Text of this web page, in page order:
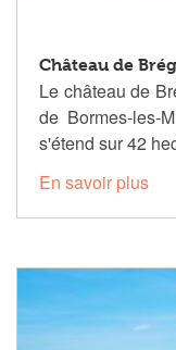
Château de
Le château de
de Bormes-les-
s'étend sur 42
En savoir plus